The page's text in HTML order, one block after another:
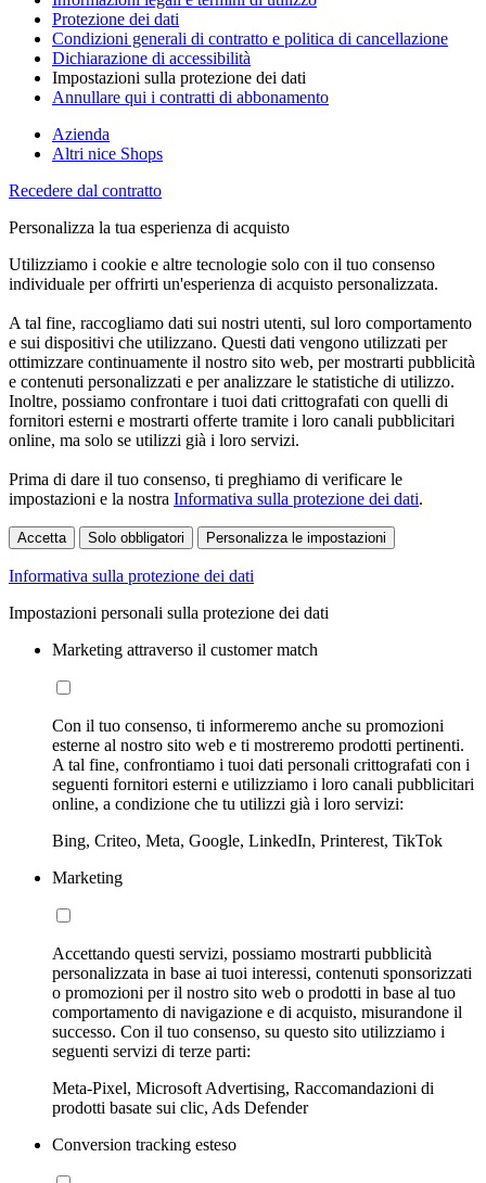
Protezione dei dati
Condizioni generali di contratto e politica di cancellazione
Dichiarazione di accessibilità
Impostazioni sulla protezione dei dati
Annullare qui i contratti di abbonamento
Azienda
Altri nice Shops
Recedere dal contratto
Personalizza la tua esperienza di acquisto
Utilizziamo i cookie e altre tecnologie solo con il tuo consenso
individuale per offrirti un'esperienza di acquisto personalizzata.
A tal fine, raccogliamo dati sui nostri utenti, sul loro comportamento
e sui dispositivi che utilizzano. Questi dati vengono utilizzati per
ottimizzare continuamente il nostro sito web, per mostrarti pubblicità
e contenuti personalizzati e per analizzare le statistiche di utilizzo.
Inoltre, possiamo confrontare i tuoi dati crittografati con quelli di
fornitori esterni e mostrarti offerte tramite i loro canali pubblicitari
online, ma solo se utilizzi già i loro servizi.
Prima di dare il tuo consenso, ti preghiamo di verificare le
impostazioni e la nostra Informativa sulla protezione dei dati.
Accetta Solo obbligatori Personalizza le impostazioni
Informativa sulla protezione dei dati
Impostazioni personali sulla protezione dei dati
Marketing attraverso il customer match
Con il tuo consenso, ti informeremo anche su promozioni
esterne al nostro sito web e ti mostreremo prodotti pertinenti.
A tal fine, confrontiamo i tuoi dati personali crittografati con i
seguenti fornitori esterni e utilizziamo i loro canali pubblicitari
online, a condizione che tu utilizzi già i loro servizi:
Bing, Criteo, Meta, Google, LinkedIn, Printerest, TikTok
Marketing
Accettando questi servizi, possiamo mostrarti pubblicità
personalizzata in base ai tuoi interessi, contenuti sponsorizzati
o promozioni per il nostro sito web o prodotti in base al tuo
comportamento di navigazione e di acquisto, misurandone il
successo. Con il tuo consenso, su questo sito utilizziamo i
seguenti servizi di terze parti:
Meta-Pixel, Microsoft Advertising, Raccomandazioni di
prodotti basate sui clic, Ads Defender
Conversion tracking esteso